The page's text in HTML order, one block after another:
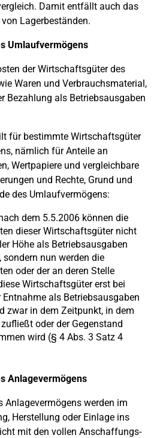
Damit entfällt auch das
Lagerbeständen.
Umlaufvermögens
der Wirtschaftsgüter des
Waren und Verbrauchsmaterial,
Bezahlung als Betriebsausgaben
für bestimmte Wirtschaftsgüter
nämlich für Anteile an
Wertpapiere und vergleichbare
und Rechte, Grund und
des Umlaufvermögens:
dem 5.5.2006 können die
dieser Wirtschaftsgüter nicht
Höhe als Betriebsausgaben
sondern nun werden die
oder der an deren Stelle
Wirtschaftsgüter erst bei
als Betriebsausgaben
zwar in dem Zeitpunkt, in dem
oder der Gegenstand
wird (§ 4 Abs. 3 Satz 4
Anlagevermögens
Anlagevermögens werden im
Herstellung oder Einlage ins
mit den vollen Anschaffungs-